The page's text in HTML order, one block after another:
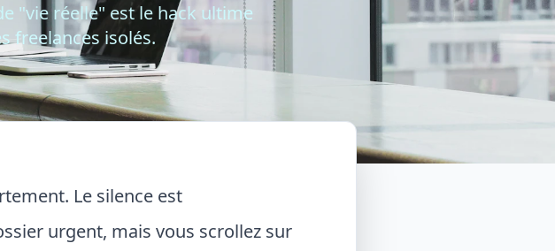
"vie réelle" est le hack ultime
freelances isolés.
Le silence est
urgent, mais vous scrollez sur